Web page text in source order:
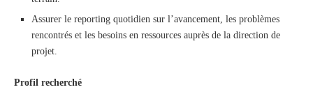
Assurer le reporting quotidien sur l’avancement, les problèmes
rencontrés et les besoins en ressources auprès de la direction de
projet.
Profil recherché